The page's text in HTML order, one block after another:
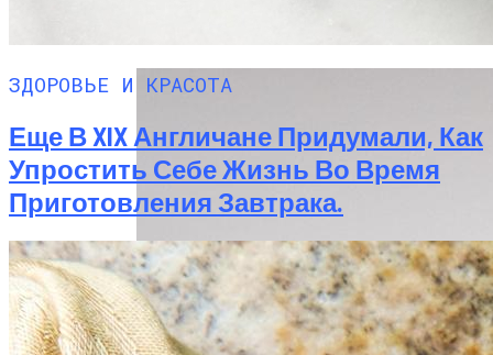
ЗДОРОВЬЕ И КРАСОТА
Еще В XIX Англичане Придумали, Как
Упростить Себе Жизнь Во Время
Приготовления Завтрака.